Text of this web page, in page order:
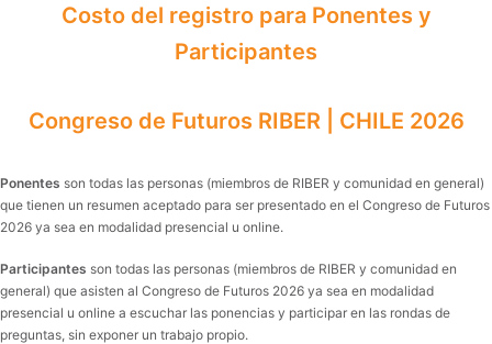
Costo del registro para Ponentes y
Participantes
Congreso de Futuros RIBER | CHILE 2026
Ponentes son todas las personas (miembros de RIBER y comunidad en general)
que tienen un resumen aceptado para ser presentado en el Congreso de Futuros
2026 ya sea en modalidad presencial u online.
Participantes son todas las personas (miembros de RIBER y comunidad en
general) que asisten al Congreso de Futuros 2026 ya sea en modalidad
presencial u online a escuchar las ponencias y participar en las rondas de
preguntas, sin exponer un trabajo propio.